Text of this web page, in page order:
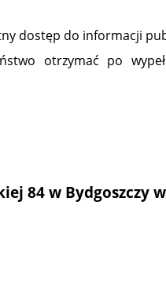
dostęp do informacji
otrzymać po
84 w Bydgoszczy